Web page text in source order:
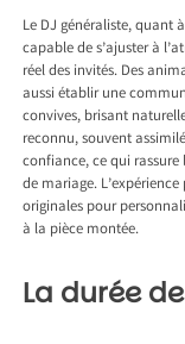
Le DJ généraliste, quant
capable de s’ajuster à
réel des invités. Des
aussi établir une
convives, brisant
reconnu, souvent
confiance, ce qui
de mariage.
originales pour
à la pièce montée.
La durée